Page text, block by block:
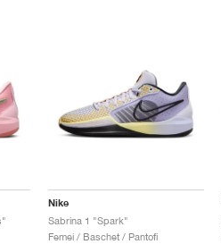
Nike
Sabrina 1 "Spark"
Femei / Baschet / Pantofi